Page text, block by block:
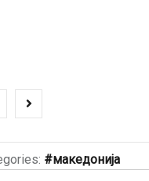
македонија